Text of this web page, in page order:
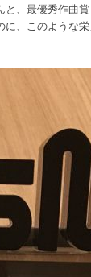
、最優秀作曲
、このような